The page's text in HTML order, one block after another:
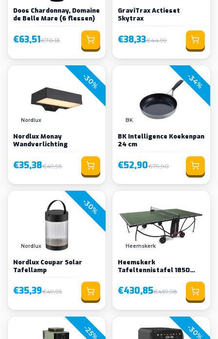
Doos Chardonnay, Domaine
de Belle Mare (6 flessen)
€63,51€70,13
GraviTrax Actieset
Skytrax
€38,33€44,99
-30%
Nordlux
Nordlux Monay
Wandverlichting
€35,38€49,95
-34%
BK
BK Intelligence Koekenpan
24 cm
€52,90€79,90
-30%
Nordlux
Nordlux Coupar Solar
Tafellamp
€35,39€49,95
Heemskerk
Heemskerk
Tafeltennistafel 1850
Indoor Groen
€430,85€459,98
-25% -30%